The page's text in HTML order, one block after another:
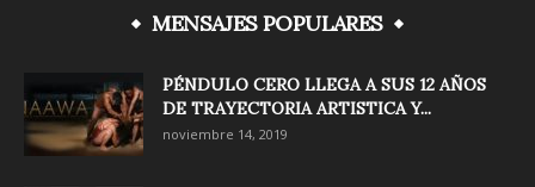
MENSAJES POPULARES
PÉNDULO CERO LLEGA A SUS 12 AÑOS
DE TRAYECTORIA ARTISTICA Y...
noviembre 14, 2019